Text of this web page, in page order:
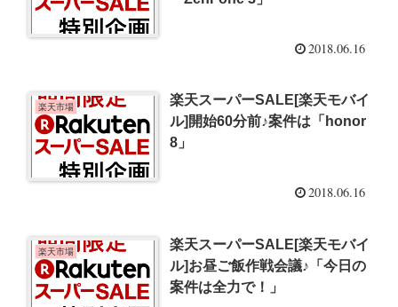
2018.06.16
楽天市場
楽天スーパーSALE[楽天モバイ
ル]開始60分前♪案件は「honor
8」
2018.06.16
楽天市場
楽天スーパーSALE[楽天モバイ
ル]お昼ご飯作戦会議♪「今日の
案件は全力で！」